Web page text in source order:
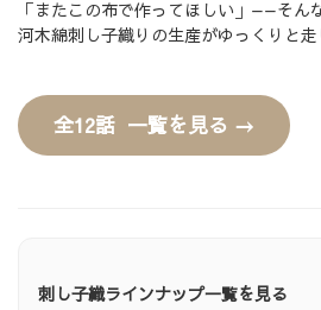
「またこの布で作ってほしい」——そん
河木綿刺し子織りの生産がゆっくりと走
全12話 一覧を見る →
刺し子織ラインナップ一覧を見る